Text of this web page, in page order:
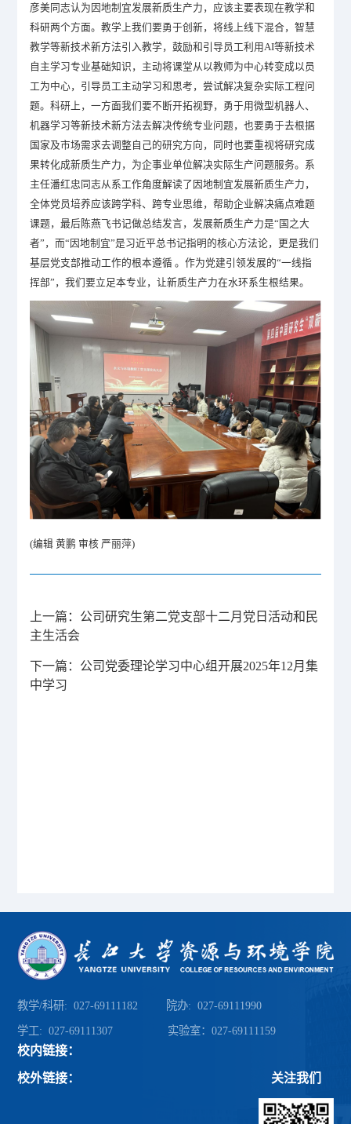
彦美同志认为因地制宜发展新质生产力，应该主要表现在教学和
科研两个方面。教学上我们要勇于创新，将线上线下混合，智慧
教学等新技术新方法引入教学，鼓励和引导员工利用AI等新技术
自主学习专业基础知识，主动将课堂从以教师为中心转变成以员
工为中心，引导员工主动学习和思考，尝试解决复杂实际工程问
题。科研上，一方面我们要不断开拓视野，勇于用微型机器人、
机器学习等新技术新方法去解决传统专业问题，也要勇于去根据
国家及市场需求去调整自己的研究方向，同时也要重视将研究成
果转化成新质生产力，为企事业单位解决实际生产问题服务。系
主任潘红忠同志从系工作角度解读了 因地制宜发展新质生产力 ，
全体党员培养应该跨学科、跨专业思维，帮助企业解决痛点难题
课题，最后陈燕飞书记做总结发言，发展新质生产力是“国之大
者”，而“因地制宜”是习近平总书记指明的核心方法论，更是我们
基层党支部推动工作的根本遵循 。作为党建引领发展的“一线指
挥部”，我们要立足本专业，让新质生产力在水环系生根结果。
(编辑 黄鹏 审核 严丽萍)
上一篇： ​公司研究生第二党支部十二月党日活动和民
主生活会
下一篇： 公司党委理论学习中心组开展2025年12月集
中学习
教学/科研: 027-69111182 院办: 027-69111990
学工: 027-69111307 实验室：027-69111159
校内链接：
校外链接： 关注我们